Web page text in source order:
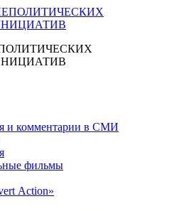
и коммента­рии в СМИ
фильмы
Action»